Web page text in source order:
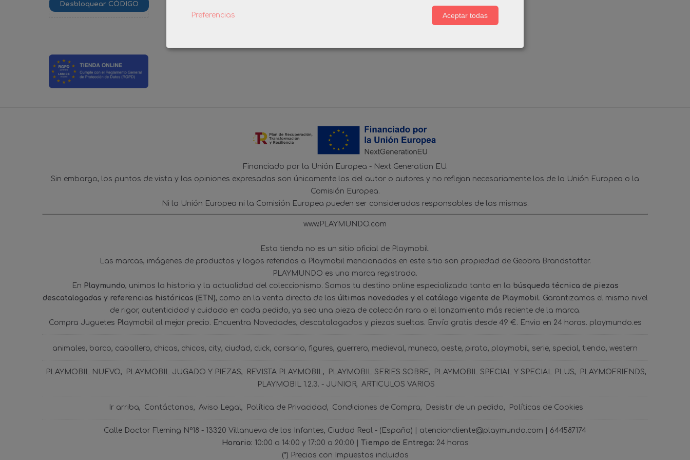
Financiado por la Unión Europea - Next Generation EU.
Sin embargo, los puntos de vista y las opiniones expresadas son únicamente los del autor o autores y no reflejan necesariamente los de la Unión Europea o la
Comisión Europea.
Ni la Unión Europea ni la Comisión Europea pueden ser consideradas responsables de las mismas.
www.PLAYMUNDO.com
Esta tienda no es un sitio oficial de Playmobil.
Las marcas, imágenes de productos y logos referidos a Playmobil mencionadas en este sitio son propiedad de Geobra Brandstätter.
PLAYMUNDO es una marca registrada.
En Playmundo, unimos la historia y la actualidad del coleccionismo. Somos tu destino online especializado tanto en la búsqueda técnica de piezas
descatalogadas y referencias históricas (ETN), como en la venta directa de las últimas novedades y el catálogo vigente de Playmobil. Garantizamos el mismo nivel
de rigor, autenticidad y cuidado en cada pedido, ya sea una pieza de colección rara o el lanzamiento más reciente de la marca.
Compra Juguetes Playmobil al mejor precio. Encuentra Novedades, descatalogados y piezas sueltas. Envío gratis desde 49 €. Envio en 24 horas. playmundo.es
animales barco caballero chicas chicos city ciudad click corsario figures guerrero medieval muneco oeste pirata playmobil serie special tienda western
PLAYMOBIL NUEVO PLAYMOBIL JUGADO Y PIEZAS REVISTA PLAYMOBIL PLAYMOBIL SERIES SOBRE PLAYMOBIL SPECIAL Y SPECIAL PLUS
PLAYMOFRIENDS
PLAYMOBIL 1.2.3. - JUNIOR
ARTICULOS VARIOS
Ir arriba Contáctanos Aviso Legal Política de Privacidad Condiciones de Compra Desistir de un pedido Políticas de Cookies
Calle Doctor Fleming Nº18 - 13320 Villanueva de los Infantes, Ciudad Real - (España) | atencioncliente@playmundo.com | 644587174
Horario: 10:00 a 14:00 y 17:00 a 20:00 | Tiempo de Entrega: 24 horas
(*) Precios con Impuestos incluidos
Preferencias Aceptar todas